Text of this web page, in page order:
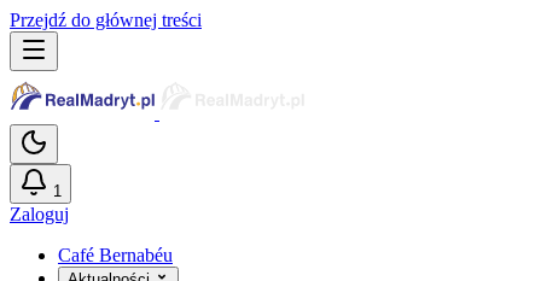
Przejdź do głównej treści
1
Zaloguj
Café Bernabéu